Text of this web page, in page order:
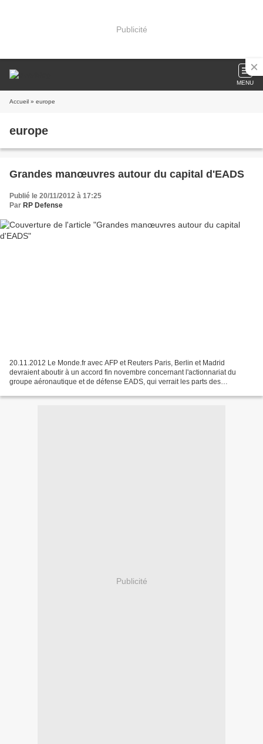
Publicité
MENU
Accueil » europe
europe
Grandes manœuvres autour du capital d'EADS
Publié le 20/11/2012 à 17:25
Par RP Defense
20.11.2012 Le Monde.fr avec AFP et Reuters Paris, Berlin et Madrid
devraient aboutir à un accord fin novembre concernant l'actionnariat du
groupe aéronautique et de défense EADS, qui verrait les parts des
Publicité